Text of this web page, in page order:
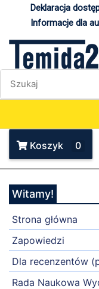
Deklaracja
Informacje dla
Koszyk 0
Witamy!
Strona główna
Zapowiedzi
Dla recenzentów
Rada Naukowa